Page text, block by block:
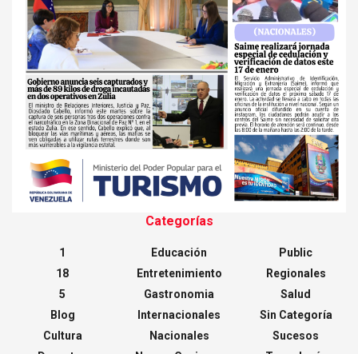
Categorías
1
18
5
Blog
Cultura
Educación
Entretenimiento
Gastronomia
Internacionales
Nacionales
Public
Regionales
Salud
Sin Categoría
Sucesos